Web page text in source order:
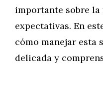
importante sobre
expectativas. En
cómo manejar esta
delicada y